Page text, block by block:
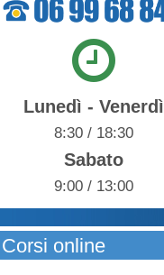
85,00 €
Lunedì - Venerdì
8:30 / 18:30
Sabato
9:00 / 13:00
Corsi online